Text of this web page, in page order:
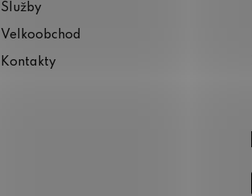
Služby
Velkoobchod
Kontakty